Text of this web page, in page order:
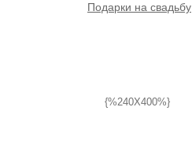
Подарки на свадьбу
{%240X400%}